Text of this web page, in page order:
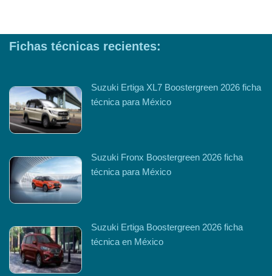
Fichas técnicas recientes:
Suzuki Ertiga XL7 Boostergreen 2026 ficha
técnica para México
Suzuki Fronx Boostergreen 2026 ficha
técnica para México
Suzuki Ertiga Boostergreen 2026 ficha
técnica en México